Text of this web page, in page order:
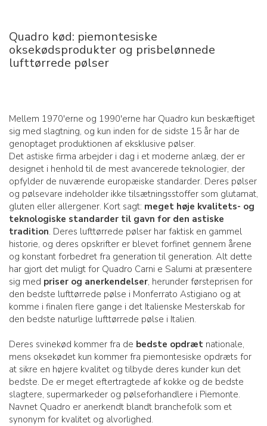
Quadro kød: piemontesiske
oksekødsprodukter og prisbelønnede
lufttørrede pølser
Mellem 1970'erne og 1990'erne har Quadro kun beskæftiget
sig med slagtning, og kun inden for de sidste 15 år har de
genoptaget produktionen af eksklusive pølser.
Det astiske firma arbejder i dag i et moderne anlæg, der er
designet i henhold til de mest avancerede teknologier, der
opfylder de nuværende europæiske standarder. Deres pølser
og pølsevare indeholder ikke tilsætningsstoffer som glutamat,
gluten eller allergener. Kort sagt: meget høje kvalitets- og
teknologiske standarder til gavn for den astiske
tradition. Deres lufttørrede pølser har faktisk en gammel
historie, og deres opskrifter er blevet forfinet gennem årene
og konstant forbedret fra generation til generation. Alt dette
har gjort det muligt for Quadro Carni e Salumi at præsentere
sig med priser og anerkendelser, herunder førsteprisen for
den bedste lufttørrede pølse i Monferrato Astigiano og at
komme i finalen flere gange i det Italienske Mesterskab for
den bedste naturlige lufttørrede pølse i Italien.
Deres svinekød kommer fra de bedste opdræt nationale,
mens oksekødet kun kommer fra piemontesiske opdræts for
at sikre en højere kvalitet og tilbyde deres kunder kun det
bedste. De er meget eftertragtede af kokke og de bedste
slagtere, supermarkeder og pølseforhandlere i Piemonte.
Navnet Quadro er anerkendt blandt branchefolk som et
synonym for kvalitet og alvorlighed.